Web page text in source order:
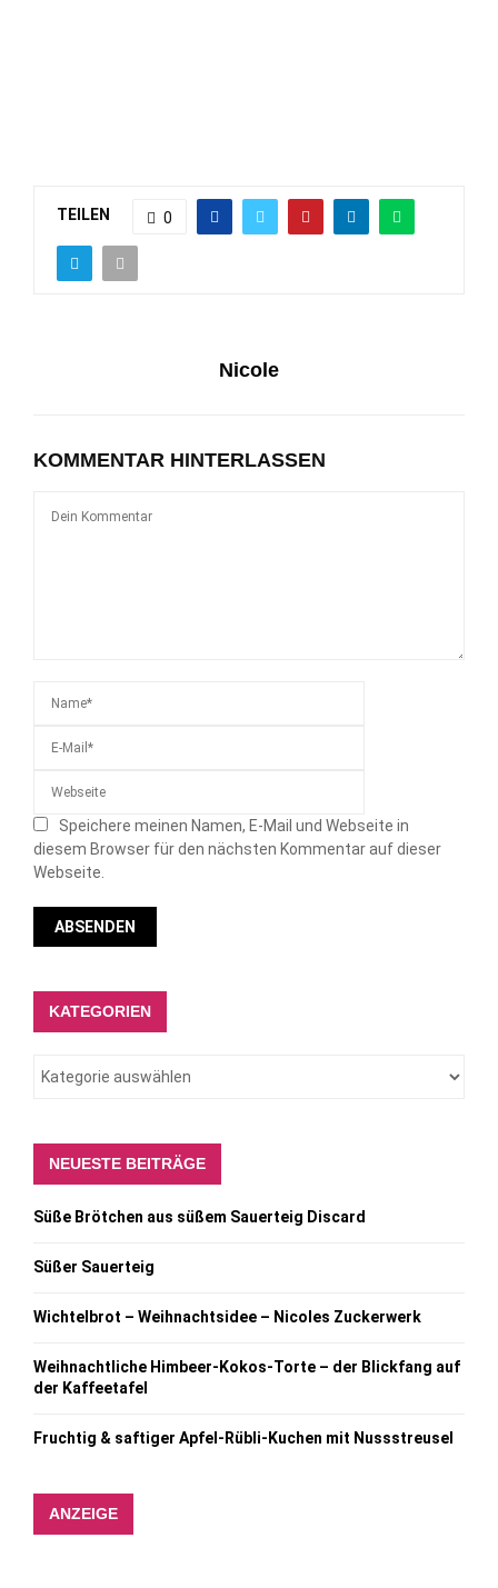
TEILEN 0
Nicole
KOMMENTAR HINTERLASSEN
Speichere meinen Namen, E-Mail und Webseite in
diesem Browser für den nächsten Kommentar auf dieser
Webseite.
KATEGORIEN
NEUESTE BEITRÄGE
Süße Brötchen aus süßem Sauerteig Discard
Süßer Sauerteig
Wichtelbrot – Weihnachtsidee – Nicoles Zuckerwerk
Weihnachtliche Himbeer-Kokos-Torte – der Blickfang auf
der Kaffeetafel
Fruchtig & saftiger Apfel-Rübli-Kuchen mit Nussstreusel
ANZEIGE